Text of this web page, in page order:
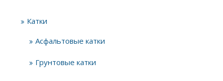
Катки
Асфальтовые катки
Грунтовые катки